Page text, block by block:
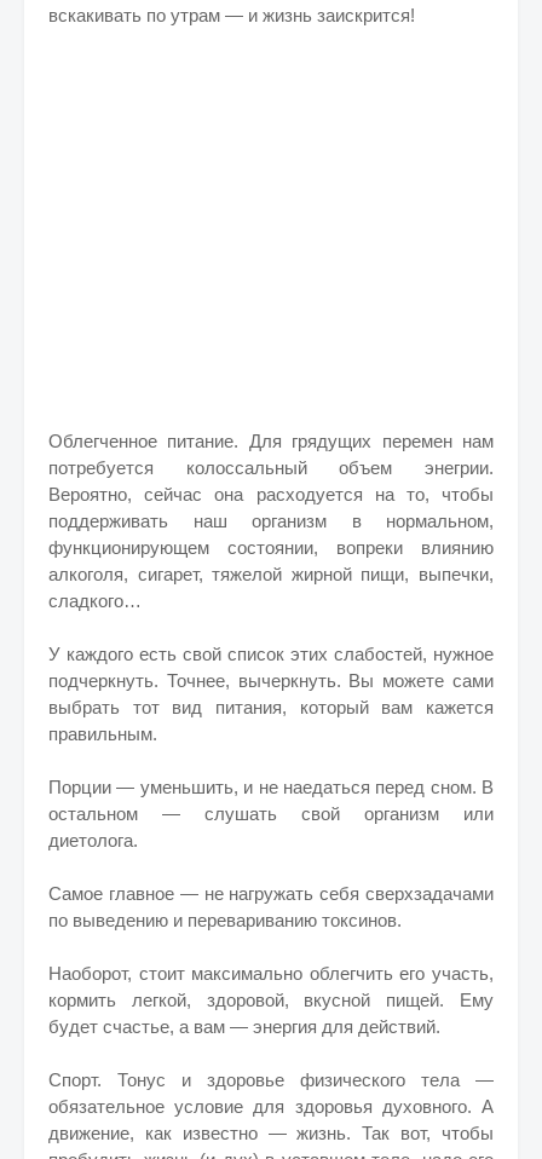
вскакивать по утрам — и жизнь заискрится!
Облегченное питание. Для грядущих перемен нам
потребуется колоссальный объем энегрии.
Вероятно, сейчас она расходуется на то, чтобы
поддерживать наш организм в нормальном,
функционирующем состоянии, вопреки влиянию
алкоголя, сигарет, тяжелой жирной пищи, выпечки,
сладкого…
У каждого есть свой список этих слабостей, нужное
подчеркнуть. Точнее, вычеркнуть. Вы можете сами
выбрать тот вид питания, который вам кажется
правильным.
Порции — уменьшить, и не наедаться перед сном. В
остальном — слушать свой организм или
диетолога.
Самое главное — не нагружать себя сверхзадачами
по выведению и перевариванию токсинов.
Наоборот, стоит максимально облегчить его участь,
кормить легкой, здоровой, вкусной пищей. Ему
будет счастье, а вам — энергия для действий.
Спорт. Тонус и здоровье физического тела —
обязательное условие для здоровья духовного. А
движение, как известно — жизнь. Так вот, чтобы